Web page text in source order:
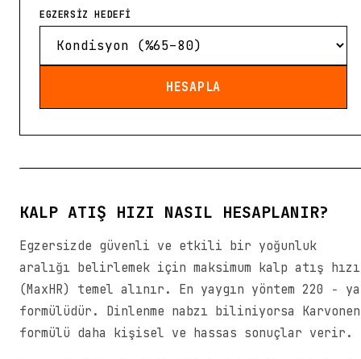
EGZERSİZ HEDEFİ
HESAPLA
KALP ATIŞ HIZI NASIL HESAPLANIR?
Egzersizde güvenli ve etkili bir yoğunluk
aralığı belirlemek için maksimum kalp atış hızı
(MaxHR) temel alınır. En yaygın yöntem 220 −
formülüdür. Dinlenme nabzı biliniyorsa Karvonen
formülü daha kişisel ve hassas sonuçlar verir.